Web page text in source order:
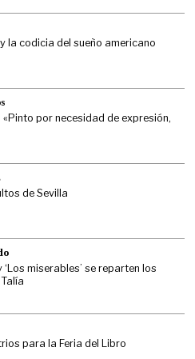
y la codicia del sueño americano
por necesidad de expresión,
de Sevilla
‘Los miserables’ se reparten los
para la Feria del Libro